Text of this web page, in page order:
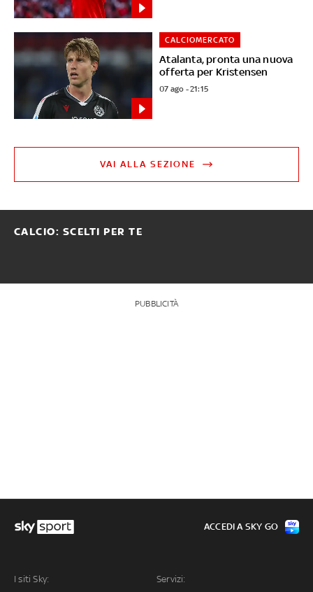
Atalanta, pronta una nuova
offerta per Kristensen
CALCIOMERCATO
07 ago - 21:15
VAI ALLA SEZIONE
CALCIO: SCELTI PER TE
PUBBLICITÀ
I siti Sky: Servizi:
ACCEDI A SKY GO